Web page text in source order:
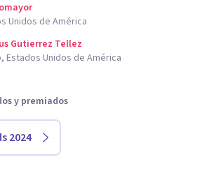
Unidos de América
Gutierrez Tellez
Estados Unidos de América
y premiados
2024